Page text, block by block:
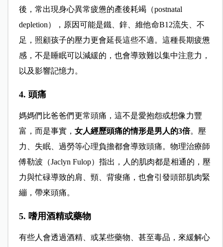
後，常出現身心異常疲憊的產後耗竭（postnatal
depletion），原因可能是鐵、鋅、維他命B12流失、不
足，照顧孩子的壓力更會延長這些不適。這種長期疲憊
感，不是睡眠可以減緩的，也會導致難以集中注意力，
以及影響記憶力。
4. 頭痛
媽媽們比爸爸們更常頭痛，這不是愛抱怨或想像力豐
富，而是事實， 女人經歷頭痛的情形是男人的3倍。壓
力、失眠、過勞等心理負擔都會導致頭痛。物理治療師
傅勒波（Jaclyn Fulop）指出，人的肌肉都是相通的，壓
力與忙碌導致的肩、頸、背痠痛，也會引發頭部肌肉緊
繃，帶來頭痛。
5. 嗜用酒精或藥物
有些人會透過酒精、或某些藥物、甚至毒品，來緩解心